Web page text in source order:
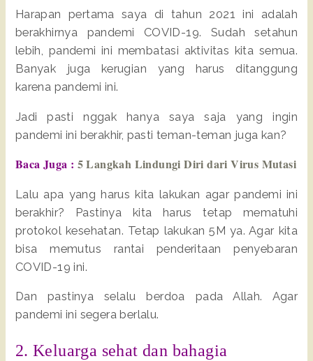
Harapan pertama saya di tahun 2021 ini adalah
berakhirnya pandemi COVID-19. Sudah setahun
lebih, pandemi ini membatasi aktivitas kita semua.
Banyak juga kerugian yang harus ditanggung
karena pandemi ini.
Jadi pasti nggak hanya saya saja yang ingin
pandemi ini berakhir, pasti teman-teman juga kan?
Baca Juga : 5 Langkah Lindungi Diri dari Virus Mutasi
Lalu apa yang harus kita lakukan agar pandemi ini
berakhir? Pastinya kita harus tetap mematuhi
protokol kesehatan. Tetap lakukan 5M ya. Agar kita
bisa memutus rantai penderitaan penyebaran
COVID-19 ini.
Dan pastinya selalu berdoa pada Allah. Agar
pandemi ini segera berlalu.
2. Keluarga sehat dan bahagia